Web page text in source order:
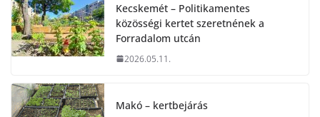
Kecskemét – Politikamentes
közösségi kertet szeretnének a
Forradalom utcán
2026.05.11.
Makó – kertbejárás